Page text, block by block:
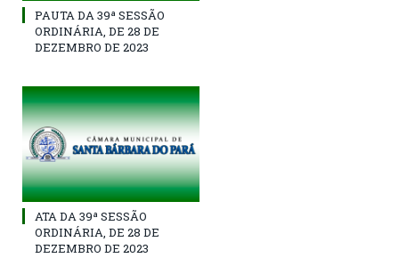
PAUTA DA 39ª SESSÃO
ORDINÁRIA, DE 28 DE
DEZEMBRO DE 2023
ATA DA 39ª SESSÃO
ORDINÁRIA, DE 28 DE
DEZEMBRO DE 2023